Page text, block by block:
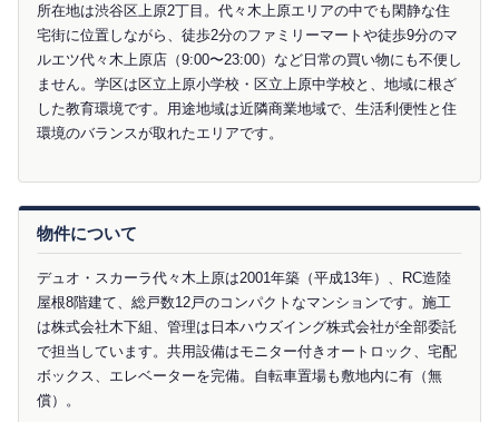
所在地は渋谷区上原2丁目。代々木上原エリアの中でも閑静な住
宅街に位置しながら、徒歩2分のファミリーマートや徒歩9分のマ
ルエツ代々木上原店（9:00〜23:00）など日常の買い物にも不便し
ません。学区は区立上原小学校・区立上原中学校と、地域に根ざ
した教育環境です。用途地域は近隣商業地域で、生活利便性と住
環境のバランスが取れたエリアです。
物件について
デュオ・スカーラ代々木上原は2001年築（平成13年）、RC造陸
屋根8階建て、総戸数12戸のコンパクトなマンションです。施工
は株式会社木下組、管理は日本ハウズイング株式会社が全部委託
で担当しています。共用設備はモニター付きオートロック、宅配
ボックス、エレベーターを完備。自転車置場も敷地内に有（無
償）。